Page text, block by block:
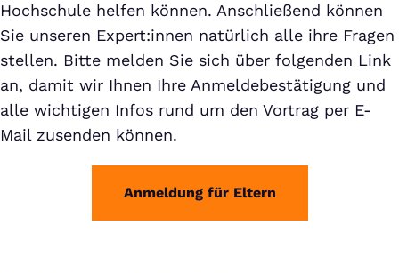
Hochschule helfen können. Anschließend können
Sie unseren Expert:innen natürlich alle ihre Fragen
stellen. Bitte melden Sie sich über folgenden Link
an, damit wir Ihnen Ihre Anmeldebestätigung und
alle wichtigen Infos rund um den Vortrag per E-
Mail zusenden können.
Anmeldung für Eltern